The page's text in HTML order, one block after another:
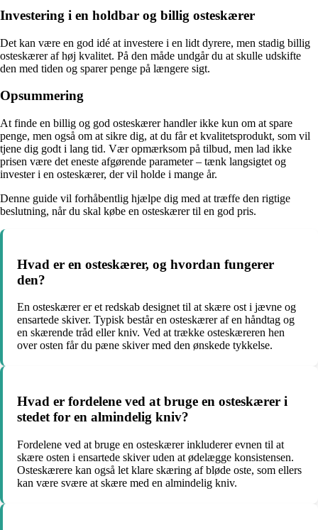
Investering i en holdbar og billig osteskærer
Det kan være en god idé at investere i en lidt dyrere, men stadig billig
osteskærer af høj kvalitet. På den måde undgår du at skulle udskifte
den med tiden og sparer penge på længere sigt.
Opsummering
At finde en billig og god osteskærer handler ikke kun om at spare
penge, men også om at sikre dig, at du får et kvalitetsprodukt, som vil
tjene dig godt i lang tid. Vær opmærksom på tilbud, men lad ikke
prisen være det eneste afgørende parameter – tænk langsigtet og
invester i en osteskærer, der vil holde i mange år.
Denne guide vil forhåbentlig hjælpe dig med at træffe den rigtige
beslutning, når du skal købe en osteskærer til en god pris.
Hvad er en osteskærer, og hvordan fungerer
den?
En osteskærer er et redskab designet til at skære ost i jævne og
ensartede skiver. Typisk består en osteskærer af en håndtag og
en skærende tråd eller kniv. Ved at trække osteskæreren hen
over osten får du pæne skiver med den ønskede tykkelse.
Hvad er fordelene ved at bruge en osteskærer i
stedet for en almindelig kniv?
Fordelene ved at bruge en osteskærer inkluderer evnen til at
skære osten i ensartede skiver uden at ødelægge konsistensen.
Osteskærere kan også let klare skæring af bløde oste, som ellers
kan være svære at skære med en almindelig kniv.